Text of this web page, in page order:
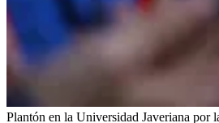
Plantón en la Universidad Javeriana por